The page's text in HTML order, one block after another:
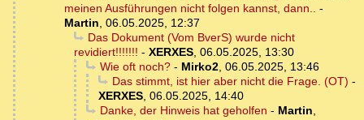
meinen Ausführungen nicht folgen kannst, dann.. -
Martin, 06.05.2025, 12:37
Das Dokument (Vom BverS) wurde nicht
revidiert!!!!!!! - XERXES, 06.05.2025, 13:30
Wie oft noch?- Mirko2, 06.05.2025, 13:46
Das stimmt, ist hier aber nicht die Frage. (OT) -
XERXES, 06.05.2025, 14:40
Danke, der Hinweis hat geholfen - Martin,